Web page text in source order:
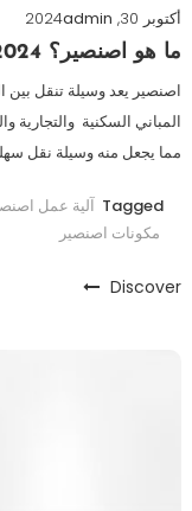
أكتوبر 30, 2024
admin
ما هو اصنصير؟ 2024
اصنصير يعد وسيلة تنقل بين
المباني السكنية والتجارية
مما يجعل منه وسيلة نقل
Tagged آلية عمل
مكونات اصنصير
Discover